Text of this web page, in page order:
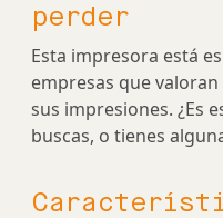
perder
Esta impresora está
empresas que
sus impresiones. ¿Es
buscas, o tienes